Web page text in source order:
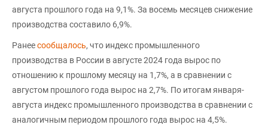
августа прошлого года на 9,1%. За восемь месяцев снижение
производства составило 6,9%.
Ранеесообщалось, что индекс промышленного
производства в России в августе 2024 года вырос по
отношению к прошлому месяцу на 1,7%, а в сравнении с
августом прошлого года вырос на 2,7%. По итогам января-
августа индекс промышленного производства в сравнении с
аналогичным периодом прошлого года вырос на 4,5%.